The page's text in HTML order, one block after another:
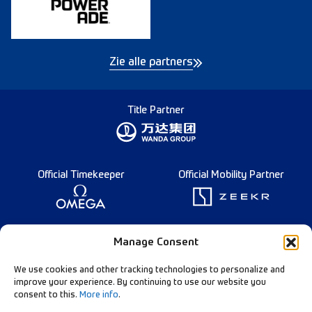
Manage Consent
We use cookies and other tracking technologies to personalize and
improve your experience. By continuing to use our website you
consent to this. More info.
Zie alle partners
Title Partner
Official Timekeeper Official Mobility Partner
Founding Partner